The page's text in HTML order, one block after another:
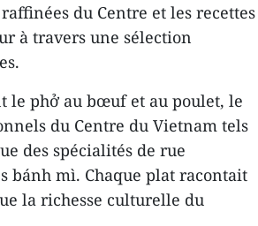
du Centre et les recettes
à travers une sélection
le phở au bœuf et au poulet, le
du Centre du Vietnam tels
des spécialités de rue
bánh mì. Chaque plat racontait
la richesse culturelle du